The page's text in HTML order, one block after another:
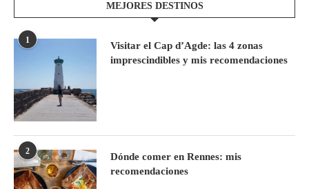
MEJORES DESTINOS
1
Visitar el Cap d’Agde: las 4 zonas
imprescindibles y mis recomendaciones
2
Dónde comer en Rennes: mis
recomendaciones